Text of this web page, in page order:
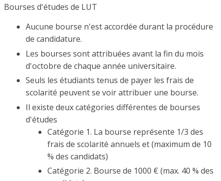
Bourses d'études de LUT
Aucune bourse n'est accordée durant la procédure
de candidature.
Les bourses sont attribuées avant la fin du mois
d'octobre de chaque année universitaire.
Seuls les étudiants tenus de payer les frais de
scolarité peuvent se voir attribuer une bourse.
Il existe deux catégories différentes de bourses
d'études
Catégorie 1. La bourse représente 1/3 des
frais de scolarité annuels et (maximum de 10
% des candidats)
Catégorie 2. Bourse de 1000 € (max. 40 % des